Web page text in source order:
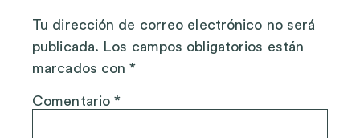
Tu dirección de correo electrónico no será
publicada. Los campos obligatorios están
marcados con*
Comentario*